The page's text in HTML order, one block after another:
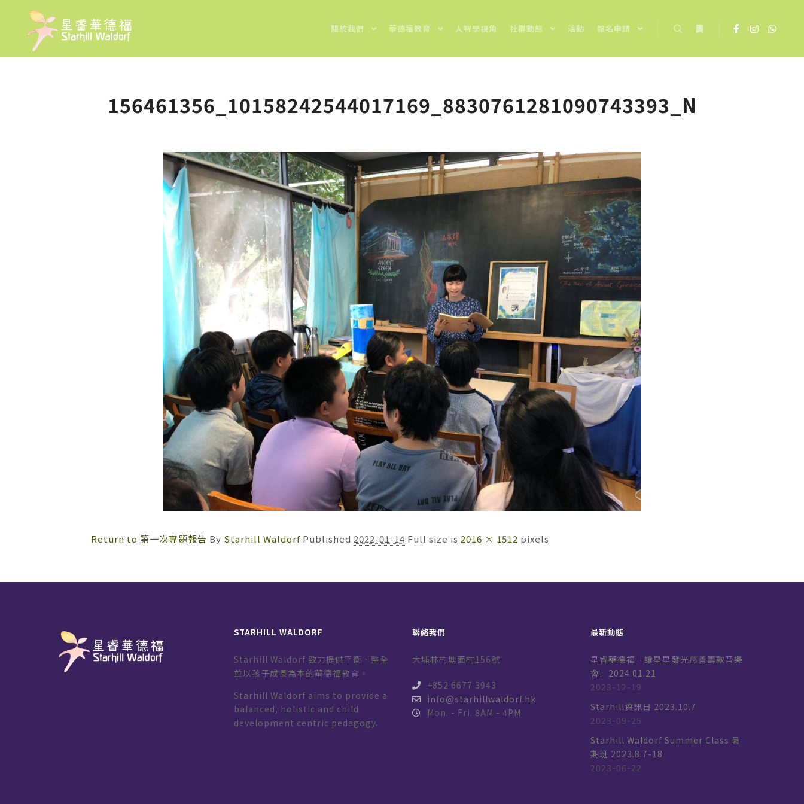
關於我們 華德福教育 人智學視角 社群動態 活動 報名申請
156461356_10158242544017169_8830761281090743393_N
Return to 第一次專題報告 By Starhill Waldorf Published 2022-01-14 Full size is 2016 × 1512 pixels
STARHILL WALDORF
Starhill Waldorf 致力提供平衡、整全
並以孩子成長為本的華德福教育。
Starhill Waldorf aims to provide a
balanced, holistic and child
development centric pedagogy.
聯絡我們
大埔林村塘面村156號
+852 6677 3943
info@starhillwaldorf.hk
Mon. - Fri. 8AM - 4PM
最新動態
星睿華德福「讓星星發光慈善籌款音樂
會」2024.01.21
2023-12-19
Starhill資訊日 2023.10.7
2023-09-25
Starhill Waldorf Summer Class 暑
期班 2023.8.7-18
2023-06-22